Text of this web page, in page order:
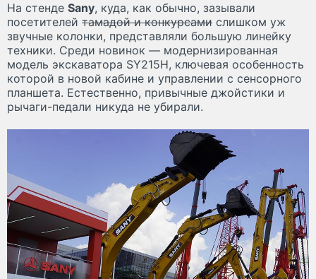
На стенде Sany, куда, как обычно, зазывали
посетителей тамадой и конкурсами слишком уж
звучные колонки, представляли большую линейку
техники. Среди новинок — модернизированная
модель экскаватора SY215H, ключевая особенность
которой в новой кабине и управлении с сенсорного
планшета. Естественно, привычные джойстики и
рычаги-педали никуда не убирали.